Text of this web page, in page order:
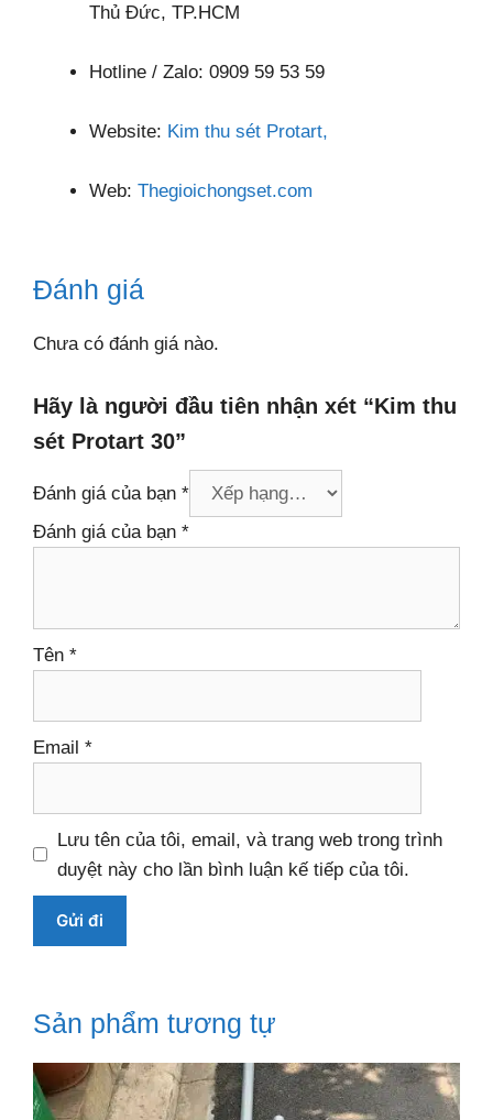
Thủ Đức, TP.HCM
Hotline / Zalo: 0909 59 53 59
Website: Kim thu sét Protart,
Web: Thegioichongset.com
Đánh giá
Chưa có đánh giá nào.
Hãy là người đầu tiên nhận xét “Kim thu
sét Protart 30”
Đánh giá của bạn *
Đánh giá của bạn *
Tên *
Email *
Lưu tên của tôi, email, và trang web trong trình
duyệt này cho lần bình luận kế tiếp của tôi.
Sản phẩm tương tự